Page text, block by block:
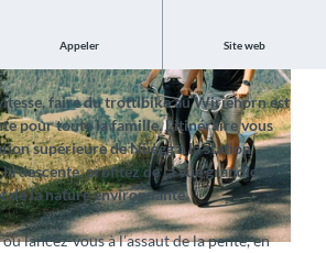
Appeler Site web
de profiter de la nature pour vous et
faire du trottibike au Wiriehorn est
pour toute la famille. L'itinéraire vous
supérieure de Nüegg à la station
descente, profitez de la vue grandiose
de la nature environnante.
lancez-vous à l’assaut de la pente, en